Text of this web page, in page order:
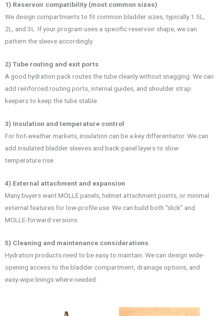
1) Reservoir compatibility (most common sizes)
We design compartments to fit common bladder sizes, typically 1.5L,
2L, and 3L. If your program uses a specific reservoir shape, we can
pattern the sleeve accordingly.
2) Tube routing and exit ports
A good hydration pack routes the tube cleanly without snagging. We can
add reinforced routing ports, internal guides, and shoulder strap
keepers to keep the tube stable.
3) Insulation and temperature control
For hot-weather markets, insulation can be a key differentiator. We can
add insulated bladder sleeves and back-panel layers to slow
temperature rise.
4) External attachment and expansion
Many buyers want MOLLE panels, helmet attachment points, or minimal
external features for low-profile use. We can build both “slick” and
MOLLE-forward versions.
5) Cleaning and maintenance considerations
Hydration products need to be easy to maintain. We can design wide-
opening access to the bladder compartment, drainage options, and
easy-wipe linings where needed.